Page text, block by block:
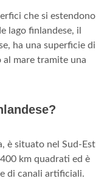
che si estendono
lago finlandese, il
ha una superficie di
mare tramite una
è situato nel Sud-Est
km quadrati ed è
di canali artificiali.